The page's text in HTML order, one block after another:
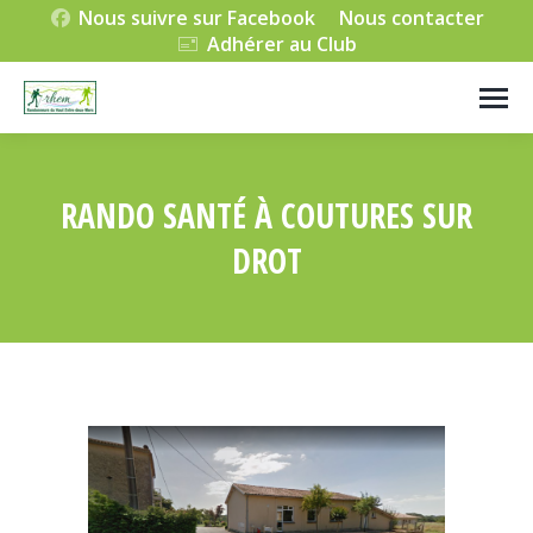
Nous suivre sur Facebook
Nous contacter
Adhérer au Club
RANDO SANTÉ À COUTURES SUR
DROT